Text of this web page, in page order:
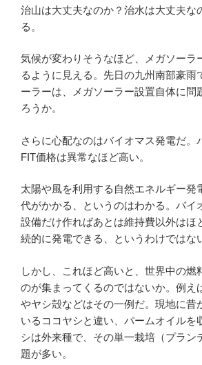
治山は大丈夫なのか？治水は大丈夫な
る。
気候が変わりそうなほど、メガソーラ
るように見える。先日の九州南部豪雨
ーラーは、メガソーラー設置自体に問
ろうか。
さらに心配なのはバイオマス発電だ。
FIT価格は異常なほど高い。
太陽や風を利用する自然エネルギー発
代がかかる、というのはわかる。バイ
設備だけ作ればあとは維持費以外はほ
続的に発電できる、というわけではな
しかし、これほど高いと、世界中の燃
のが集まってくるのではないか。例え
やヤシ殻などはその一例だ。現地に昔
いるココヤシと違い、パームオイルを
シは外来種で、その単一栽培（プラン
題が多い。